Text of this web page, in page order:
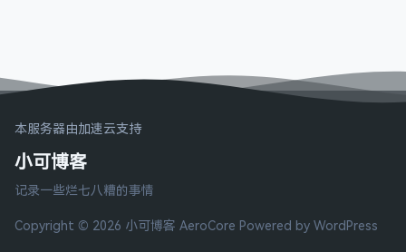
本服务器由加速云支持
小可博客
记录一些烂七八糟的事情
Copyright © 2026 小可博客 AeroCore Powered by WordPress